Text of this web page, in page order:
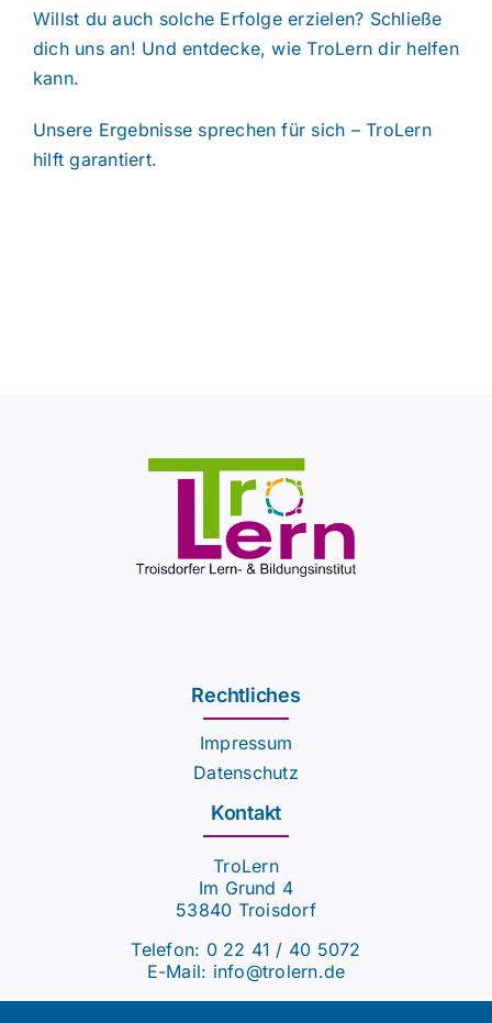
Willst du auch solche Erfolge erzielen? Schließe
dich uns an! Und entdecke, wie TroLern dir helfen
kann.
Unsere Ergebnisse sprechen für sich – TroLern
hilft garantiert.
Rechtliches
Impressum
Datenschutz
Kontakt
TroLern
Im Grund 4
53840 Troisdorf
Telefon: 0 22 41 / 40 5072
E-Mail: info@trolern.de